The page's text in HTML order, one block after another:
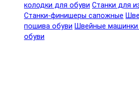
колодки для обуви Станки для
Станки-финишеры сапожные
пошива обуви Швейные
обуви